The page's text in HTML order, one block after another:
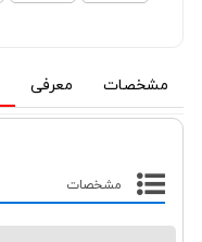
مشخصات معرفی
مشخصات